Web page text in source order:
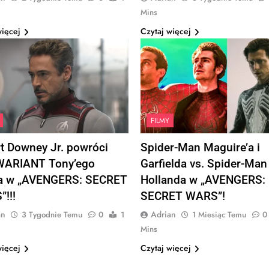
Mins
Czytaj więcej
Downey Jr. powróci
Tony’ego
w „AVENGERS: SECRET
3 Tygodnie Temu 0
1
FILMY
Spider-Man Maguire’a i
Garfielda vs. Spider-Man
Hollanda w „AVENGERS:
SECRET WARS”!
Adrian 1 Miesiąc Temu 0
Mins
Czytaj więcej